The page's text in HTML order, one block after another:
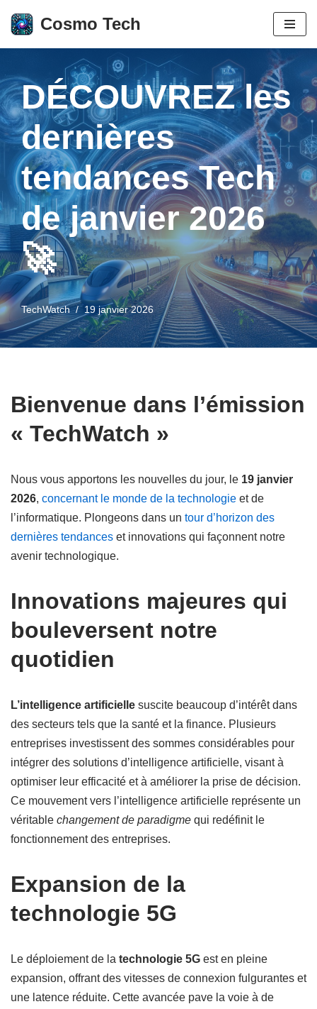
Aller
contenu
Cosmo Tech
DÉCOUVREZ les
dernières
tendances Tech
de janvier 2026
🚀
TechWatch 19 janvier 2026
Bienvenue dans l’émission
« TechWatch »
Nous vous apportons les nouvelles du jour, le 19 janvier
2026, concernant le monde de la technologie et de
l’informatique. Plongeons dans un tour d’horizon des
dernières tendances et innovations qui façonnent notre
avenir technologique.
Innovations majeures qui
bouleversent notre
quotidien
L’intelligence artificielle suscite beaucoup d’intérêt dans
des secteurs tels que la santé et la finance. Plusieurs
entreprises investissent des sommes considérables pour
intégrer des solutions d’intelligence artificielle, visant à
optimiser leur efficacité et à améliorer la prise de décision.
Ce mouvement vers l’intelligence artificielle représente un
véritable changement de paradigme qui redéfinit le
fonctionnement des entreprises.
Expansion de la
technologie 5G
Le déploiement de la technologie 5G est en pleine
expansion, offrant des vitesses de connexion fulgurantes et
une latence réduite. Cette avancée pave la voie à de